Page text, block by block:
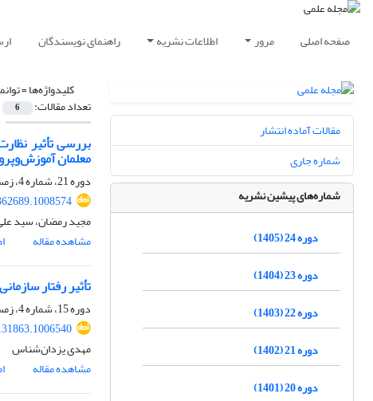
صفحه اصلی مرور اطلاعات نشریه راهنمای نویسندگان
کلیدواژه‌ها =
تعداد مقالات: 6
بررسی تأثیر
معلمان
دوره 21، شماره 4، زمستان 1402، صفحه
مجید رمضان، سید
مشاهده مقاله
تأثیر رفتار
دوره 15، شماره 4، زمستان 1396، صفحه
مهدی یزدان‌شناس
مشاهده مقاله
مقالات آماده انتشار
شماره جاری
شماره‌های پیشین نشریه
دوره 24 (1405)
دوره 23 (1404)
دوره 22 (1403)
دوره 21 (1402)
دوره 20 (1401)